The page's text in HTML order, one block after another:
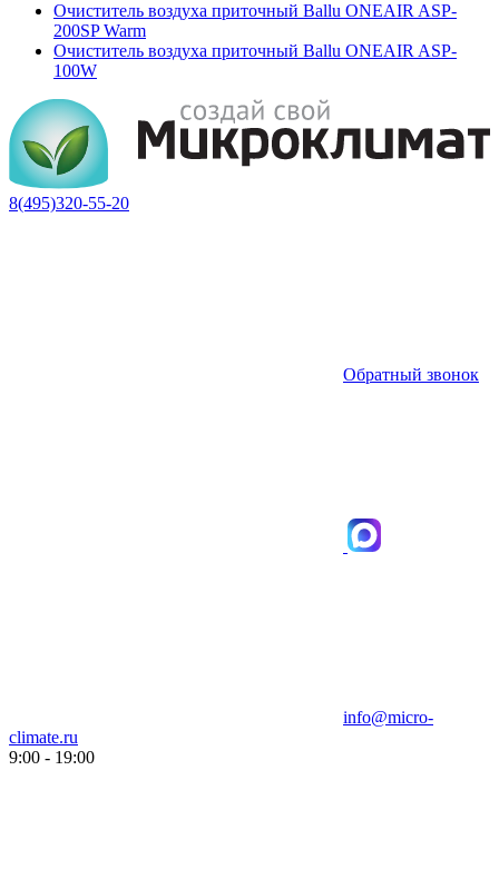
Очиститель воздуха приточный Ballu ONEAIR ASP-
200SP Warm
Очиститель воздуха приточный Ballu ONEAIR ASP-
100W
8(495)320-55-20
Обратный звонок
info@micro-
climate.ru
9:00 - 19:00